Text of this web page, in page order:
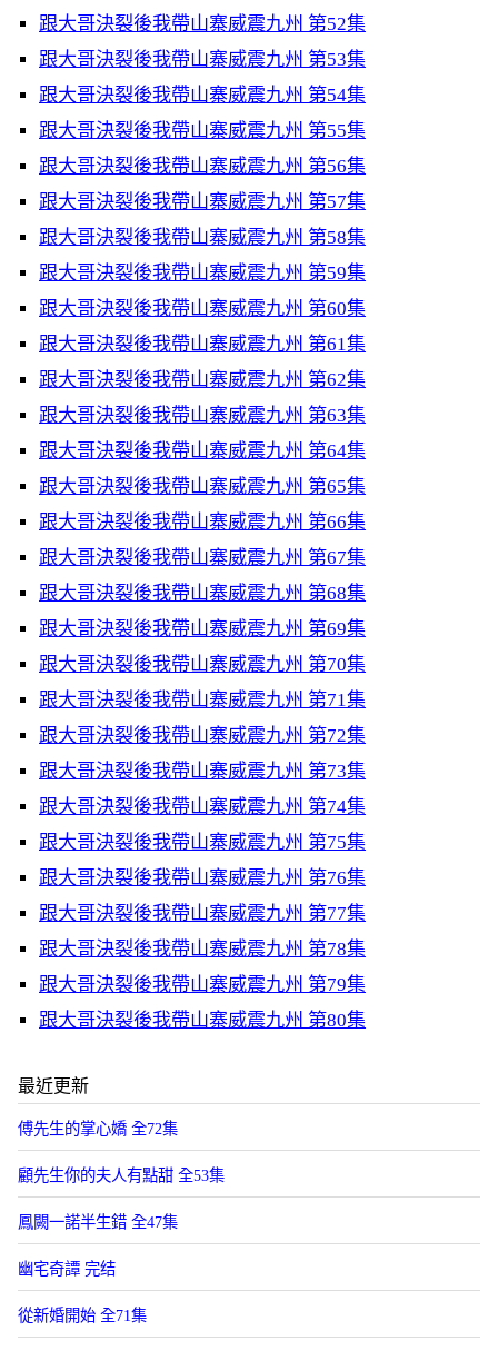
跟大哥決裂後我帶山寨威震九州 第52集
跟大哥決裂後我帶山寨威震九州 第53集
跟大哥決裂後我帶山寨威震九州 第54集
跟大哥決裂後我帶山寨威震九州 第55集
跟大哥決裂後我帶山寨威震九州 第56集
跟大哥決裂後我帶山寨威震九州 第57集
跟大哥決裂後我帶山寨威震九州 第58集
跟大哥決裂後我帶山寨威震九州 第59集
跟大哥決裂後我帶山寨威震九州 第60集
跟大哥決裂後我帶山寨威震九州 第61集
跟大哥決裂後我帶山寨威震九州 第62集
跟大哥決裂後我帶山寨威震九州 第63集
跟大哥決裂後我帶山寨威震九州 第64集
跟大哥決裂後我帶山寨威震九州 第65集
跟大哥決裂後我帶山寨威震九州 第66集
跟大哥決裂後我帶山寨威震九州 第67集
跟大哥決裂後我帶山寨威震九州 第68集
跟大哥決裂後我帶山寨威震九州 第69集
跟大哥決裂後我帶山寨威震九州 第70集
跟大哥決裂後我帶山寨威震九州 第71集
跟大哥決裂後我帶山寨威震九州 第72集
跟大哥決裂後我帶山寨威震九州 第73集
跟大哥決裂後我帶山寨威震九州 第74集
跟大哥決裂後我帶山寨威震九州 第75集
跟大哥決裂後我帶山寨威震九州 第76集
跟大哥決裂後我帶山寨威震九州 第77集
跟大哥決裂後我帶山寨威震九州 第78集
跟大哥決裂後我帶山寨威震九州 第79集
跟大哥決裂後我帶山寨威震九州 第80集
最近更新
傅先生的掌心嬌 全72集
顧先生你的夫人有點甜 全53集
鳳闕一諾半生錯 全47集
幽宅奇譚 完结
從新婚開始 全71集